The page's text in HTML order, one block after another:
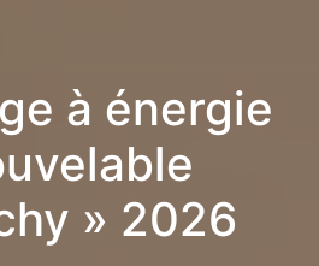
à énergie
» 2026